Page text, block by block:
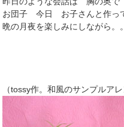
お団子 今日 お子さんと作っ
晩の月夜を楽しみにしながら。
（tossy作。和風のサンプルア